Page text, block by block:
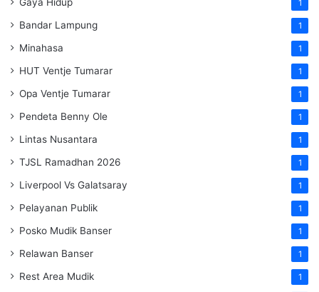
1
Bandar Lampung 1
Minahasa 1
HUT Ventje Tumarar 1
Opa Ventje Tumarar 1
Pendeta Benny Ole 1
Lintas Nusantara 1
TJSL Ramadhan 2026 1
Liverpool Vs Galatsaray 1
Pelayanan Publik 1
Posko Mudik Banser 1
Relawan Banser 1
Rest Area Mudik 1